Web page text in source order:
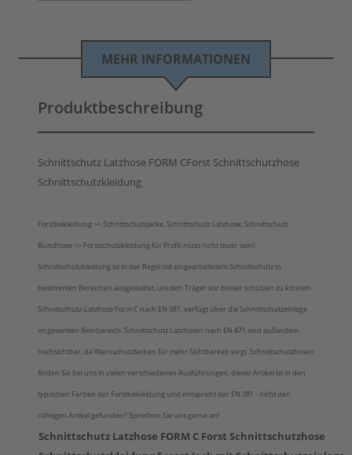
MEHR INFORMATIONEN
Produktbeschreibung
Schnittschutz Latzhose FORM CForst Schnittschutzhose
Schnittschutzkleidung
Forstbekleidung >> Schnittschutzjacke, Schnittschutz Latzhose, Schnittschutz
Bundhose >> Forstschutzkleidung für Profis muss nicht teuer sein!
Schnittschutzkleidung ist in der Regel mit eingearbeitetem Schnittschutz in
bestimmten Bereichen ausgestattet, um den Träger vor besser schützen zu können.
Schnittschutz-Latzhose Form C nach EN 381, verfügt über die Schnittschutzeinlage
im gesamten Beinbereich. Schnittschutz Latzhosen nach EN 471 sind außerdem
hochsichtbar, da Warnschutzfarben für mehr Sichtbarkeit sorgt. Schnittschutzhosen
finden Sie bei uns in vielen verschiedenen Ausführungen, dieser Artikel ist in den
typischen Farben der Forstbekleidung und entspricht der EN 381 - nicht den
richtigen Artikel gefunden? Sprechen Sie uns gerne an!
Schnittschutz Latzhose FORM C Forst Schnittschutzhose